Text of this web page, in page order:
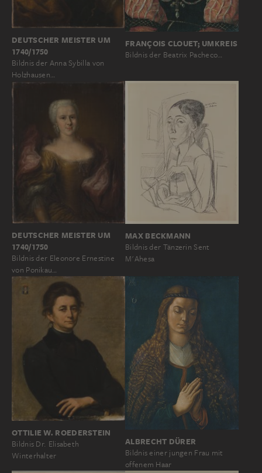
DEUTSCHER MEISTER UM
1740/1750
Bildnis der Anna Sybilla von
Holzhausen…
FRANÇOIS CLOUET; UMKREIS
Bildnis der Beatrix Pacheco…
DEUTSCHER MEISTER UM
1740/1750
Bildnis der Eleonore Ernestine
von Ponikau…
MAX BECKMANN
Bildnis der Tänzerin Sent
M'Ahesa
OTTILIE W. ROEDERSTEIN
Bildnis Dr. Elisabeth
Winterhalter
ALBRECHT DÜRER
Bildnis einer jungen Frau mit
offenem Haar